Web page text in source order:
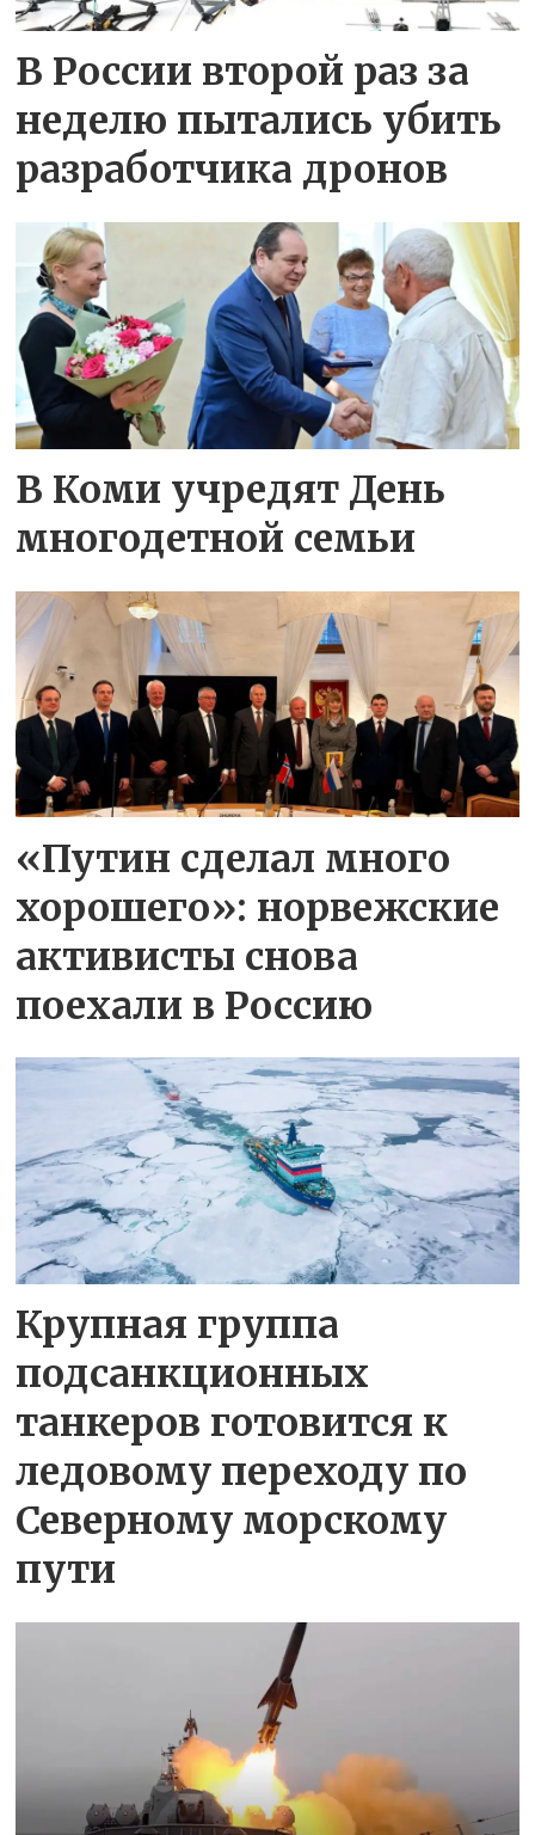
В России второй раз за
неделю пытались убить
разработчика дронов
В Коми учредят День
многодетной семьи
«Путин сделал много
хорошего»: норвежские
активисты снова
поехали в Россию
Крупная группа
подсанкционных
танкеров готовится к
ледовому переходу по
Северному морскому
пути